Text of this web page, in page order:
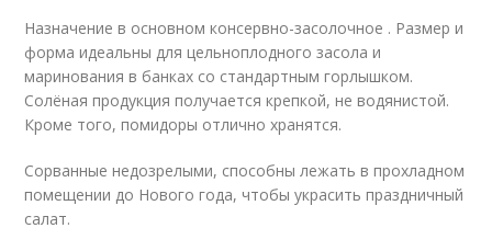
Назначение в основном консервно-засолочное . Размер и
форма идеальны для цельноплодного засола и
маринования в банках со стандартным горлышком.
Солёная продукция получается крепкой, не водянистой.
Кроме того, помидоры отлично хранятся.
Сорванные недозрелыми, способны лежать в прохладном
помещении до Нового года, чтобы украсить праздничный
салат.